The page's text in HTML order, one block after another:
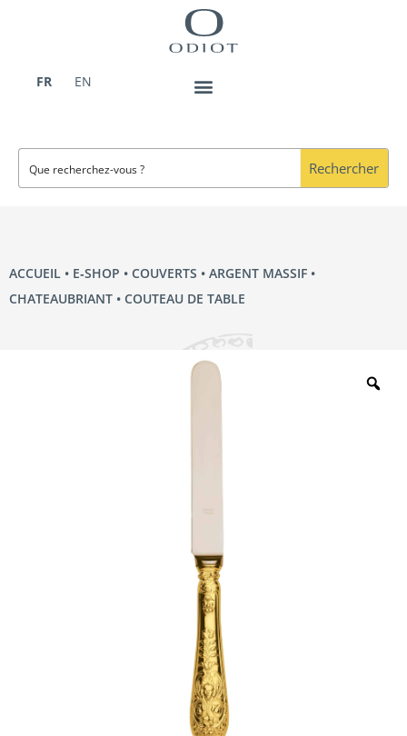
FR
EN
Rechercher
ACCUEIL • E‑SHOP • COUVERTS • ARGENT MASSIF •
CHATEAUBRIANT • COUTEAU DE TABLE